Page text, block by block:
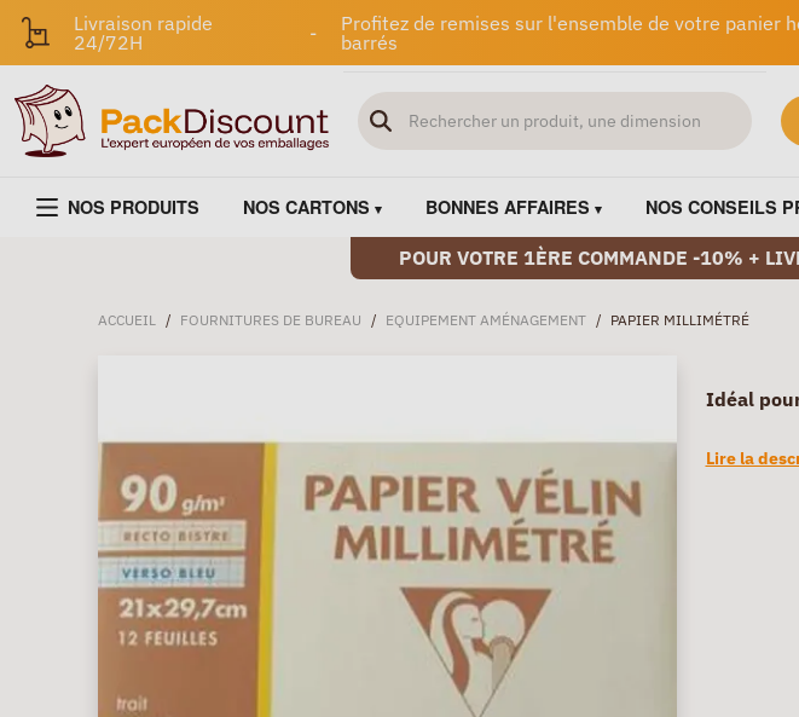
Livraison rapide
24/72H
-
Profitez de remises sur l'ensemble de votre panier
barrés
NOS PRODUITS NOS CARTONS BONNES AFFAIRES NOS CONSEILS
POUR VOTRE 1ÈRE COMMANDE -10% +
ACCUEIL / FOURNITURES DE BUREAU / EQUIPEMENT AMÉNAGEMENT / PAPIER MILLIMÉTRÉ
Idéal
Lire la